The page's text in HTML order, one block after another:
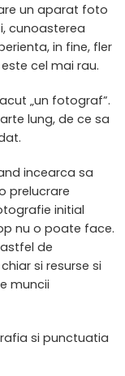
un aparat foto
cunoasterea
in fine, fler
cel mai rau.
„un fotograf”.
lung, de ce sa
incearca sa
prelucrare
initial
nu o poate face.
de
si resurse si
muncii
si punctuatia